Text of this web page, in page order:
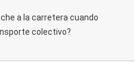
a la carretera cuando
colectivo?